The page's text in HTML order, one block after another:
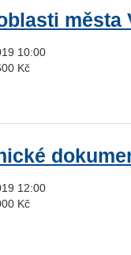
města
10:00
Kč
12:00
Kč